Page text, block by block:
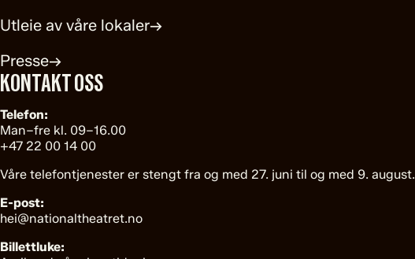
Utleie av våre lokaler→
Presse→
KONTAKT OSS
Telefon:
Man–fre kl. 09–16.00
+47 22 00 14 00
Våre telefontjenester er stengt fra og med 27. juni til og med 9. august.
E-post:
hei@nationaltheatret.no
Billettluke: